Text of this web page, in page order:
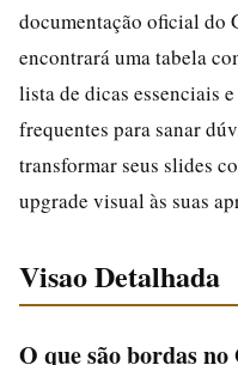
documentação oficial do
encontrará uma tabela
lista de dicas essenciais
frequentes para sanar
transformar seus slides
upgrade visual às suas
Visao Detalhada
O que são bordas